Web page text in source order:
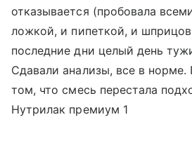
отказывается (пробовала
ложкой, и пипеткой, и
последние дни целый день
Сдавали анализы, все в норме.
том, что смесь перестала
Нутрилак премиум 1